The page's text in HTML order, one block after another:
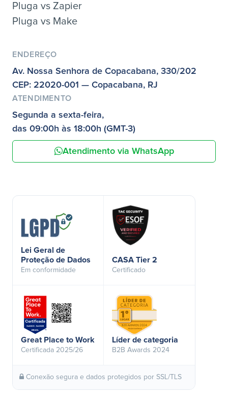
Pluga vs Zapier
Pluga vs Make
ENDEREÇO
Av. Nossa Senhora de Copacabana, 330/202
CEP: 22020-001 — Copacabana, RJ
ATENDIMENTO
Segunda a sexta-feira,
das 09:00h às 18:00h (GMT-3)
Atendimento via WhatsApp
Lei Geral de
Proteção de Dados
Em conformidade
CASA Tier 2
Certificado
Great Place to Work
Certificada 2025/26
Líder de categoria
B2B Awards 2024
Conexão segura e dados protegidos por SSL/TLS